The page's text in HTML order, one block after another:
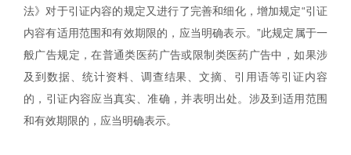
法》对于引证内容的规定又进行了完善和细化，增加规定“引证
内容有适用范围和有效期限的，应当明确表示。”此规定属于一
般广告规定，在普通类医药广告或限制类医药广告中，如果涉
及到数据、统计资料、调查结果、文摘、引用语等引证内容
的，引证内容应当真实、准确，并表明出处。涉及到适用范围
和有效期限的，应当明确表示。